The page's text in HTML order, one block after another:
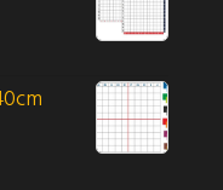
od 65,00 zł do 145,00
35,00 zł.
wynosi: 30,00 zł.